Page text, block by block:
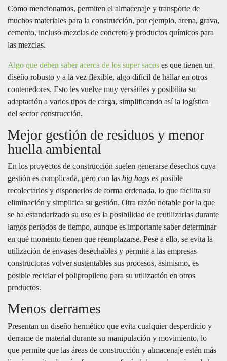
Como mencionamos, permiten el almacenaje y transporte de
muchos materiales para la construcción, por ejemplo, arena, grava,
cemento, incluso mezclas de concreto y productos químicos para
las mezclas.
Algo que deben saber acerca de los super sacos es que tienen un
diseño robusto y a la vez flexible, algo difícil de hallar en otros
contenedores. Esto les vuelve muy versátiles y posibilita su
adaptación a varios tipos de carga, simplificando así la logística
del sector construcción.
Mejor gestión de residuos y menor
huella ambiental
En los proyectos de construcción suelen generarse desechos cuya
gestión es complicada, pero con las big bags es posible
recolectarlos y disponerlos de forma ordenada, lo que facilita su
eliminación y simplifica su gestión. Otra razón notable por la que
se ha estandarizado su uso es la posibilidad de reutilizarlas durante
largos periodos de tiempo, aunque es importante saber determinar
en qué momento tienen que reemplazarse. Pese a ello, se evita la
utilización de envases desechables y permite a las empresas
constructoras volver sustentables sus procesos, asimismo, es
posible reciclar el polipropileno para su utilización en otros
productos.
Menos derrames
Presentan un diseño hermético que evita cualquier desperdicio y
derrame de material durante su manipulación y movimiento, lo
que permite que las áreas de construcción y almacenaje estén más